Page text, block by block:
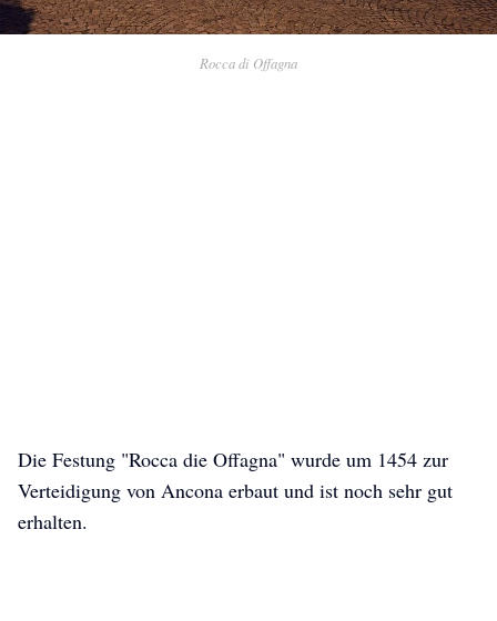
Rocca di Offagna
Die Festung "Rocca die Offagna" wurde um 1454 zur
Verteidigung von Ancona erbaut und ist noch sehr gut
erhalten.